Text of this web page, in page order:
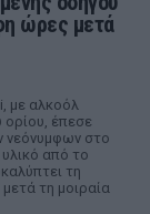
ώρες μετά
με αλκοόλ
ορίου, έπεσε
στο
από το
τη
τη μοιραία